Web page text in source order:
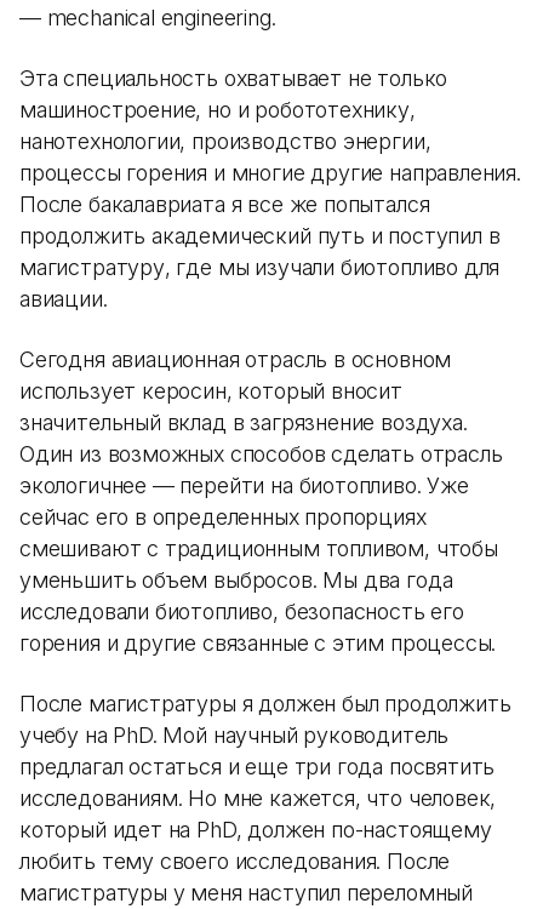
— mechanical engineering.
Эта специальность охватывает не только
машиностроение, но и робототехнику,
нанотехнологии, производство энергии,
процессы горения и многие другие направления.
После бакалавриата я все же попытался
продолжить академический путь и поступил в
магистратуру, где мы изучали биотопливо для
авиации.
Сегодня авиационная отрасль в основном
использует керосин, который вносит
значительный вклад в загрязнение воздуха.
Один из возможных способов сделать отрасль
экологичнее — перейти на биотопливо. Уже
сейчас его в определенных пропорциях
смешивают с традиционным топливом, чтобы
уменьшить объем выбросов. Мы два года
исследовали биотопливо, безопасность его
горения и другие связанные с этим процессы.
После магистратуры я должен был продолжить
учебу на PhD. Мой научный руководитель
предлагал остаться и еще три года посвятить
исследованиям. Но мне кажется, что человек,
который идет на PhD, должен по-настоящему
любить тему своего исследования. После
магистратуры у меня наступил переломный